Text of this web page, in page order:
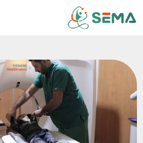
content من نحن
ساهم
شارك معنا